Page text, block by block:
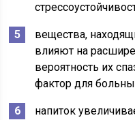
вещества,
влияют на
вероятность их
фактор для
напиток